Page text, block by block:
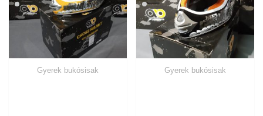
Gyerek bukósisak Gyerek bukósisak